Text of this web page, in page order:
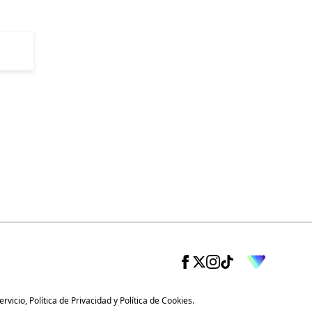
, Política de Privacidady Política de Cookies.